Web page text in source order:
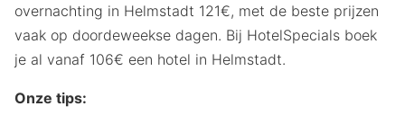
overnachting in Helmstadt 121€, met de beste prijzen
vaak op doordeweekse dagen. Bij HotelSpecials boek
je al vanaf 106€ een hotel in Helmstadt.
Onze tips: